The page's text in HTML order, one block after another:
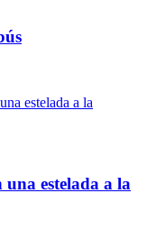
estelada a la